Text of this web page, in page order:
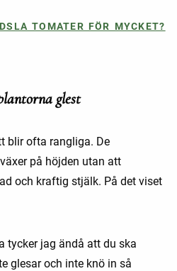
TOMATER FÖR MYCKET?
glest
blir ofta rangliga. De
på höjden utan att
och kraftig stjälk. På det viset
tycker jag ändå att du ska
glesar och inte knö in så